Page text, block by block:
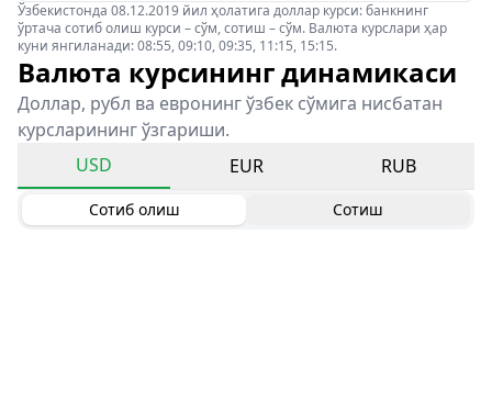
Ўзбекистонда 08.12.2019 йил ҳолатига доллар курси: банкнинг
ўртача сотиб олиш курси – сўм, сотиш – сўм. Валюта курслари ҳар
куни янгиланади: 08:55, 09:10, 09:35, 11:15, 15:15.
Валюта курсининг динамикаси
Доллар, рубл ва евронинг ўзбек сўмига нисбатан
курсларининг ўзгариши.
USD
EUR RUB
Сотиб олиш Сотиш